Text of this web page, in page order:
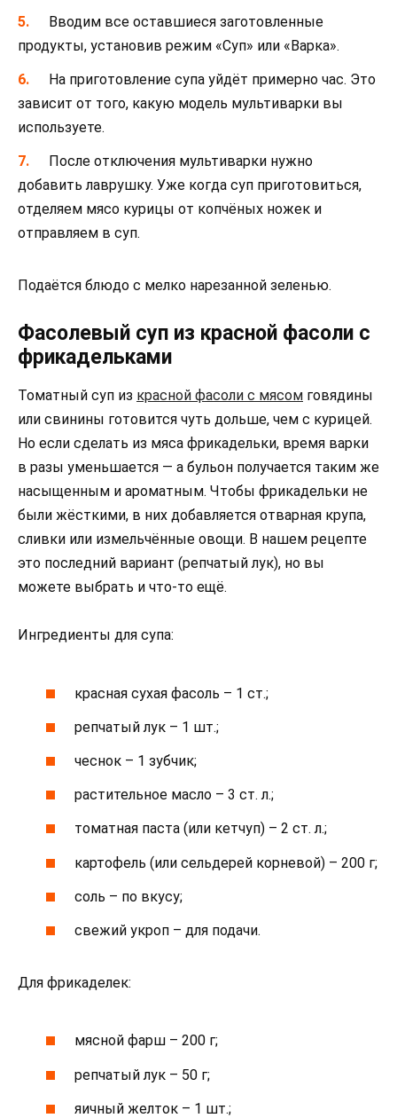
Вводим все оставшиеся заготовленные
продукты, установив режим «Суп» или «Варка».
На приготовление супа уйдёт примерно час. Это
зависит от того, какую модель мультиварки вы
используете.
После отключения мультиварки нужно
добавить лаврушку. Уже когда суп приготовиться,
отделяем мясо курицы от копчёных ножек и
отправляем в суп.
Подаётся блюдо с мелко нарезанной зеленью.
Фасолевый суп из красной фасоли с
фрикадельками
Томатный суп из красной фасоли с мясом говядины
или свинины готовится чуть дольше, чем с курицей.
Но если сделать из мяса фрикадельки, время варки
в разы уменьшается — а бульон получается таким же
насыщенным и ароматным. Чтобы фрикадельки не
были жёсткими, в них добавляется отварная крупа,
сливки или измельчённые овощи. В нашем рецепте
это последний вариант (репчатый лук), но вы
можете выбрать и что-то ещё.
Ингредиенты для супа:
красная сухая фасоль – 1 ст.;
репчатый лук – 1 шт.;
чеснок – 1 зубчик;
растительное масло – 3 ст. л.;
томатная паста (или кетчуп) – 2 ст. л.;
картофель (или сельдерей корневой) – 200 г;
соль – по вкусу;
свежий укроп – для подачи.
Для фрикаделек:
мясной фарш – 200 г;
репчатый лук – 50 г;
яичный желток – 1 шт.;